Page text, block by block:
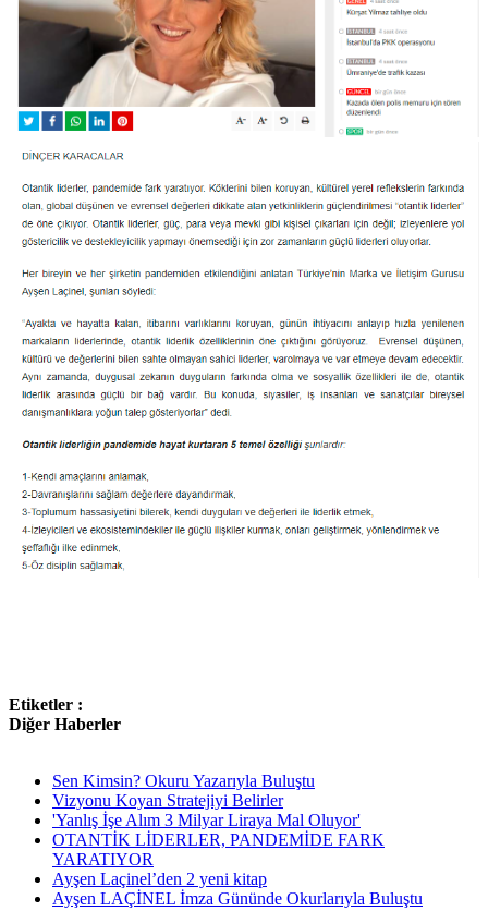
Etiketler :
Diğer Haberler
Sen Kimsin? Okuru Yazarıyla Buluştu
Vizyonu Koyan Stratejiyi Belirler
'Yanlış İşe Alım 3 Milyar Liraya Mal Oluyor'
OTANTİK LİDERLER, PANDEMİDE FARK
YARATIYOR
Ayşen Laçinel’den 2 yeni kitap
Ayşen LAÇİNEL İmza Gününde Okurlarıyla Buluştu